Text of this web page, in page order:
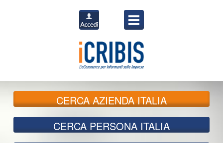
CERCAAZIENDA ITALIA
CERCA PERSONA ITALIA